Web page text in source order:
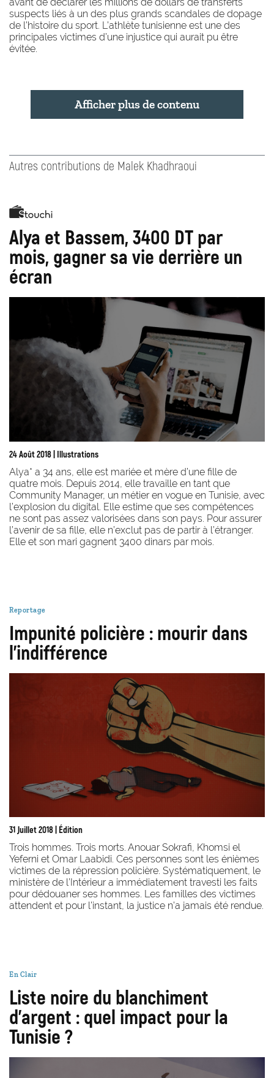
suspects liés à un des plus grands scandales de dopage
de l’histoire du sport. L’athlète tunisienne est une des
principales victimes d’une injustice qui aurait pu être
évitée.
Afficher plus de contenu
Autres contributions de Malek Khadhraoui
Alya et Bassem, 3400 DT par
mois, gagner sa vie derrière un
écran
24 Août 2018| Illustrations
Alya* a 34 ans, elle est mariée et mère d’une fille de
quatre mois. Depuis 2014, elle travaille en tant que
Community Manager, un métier en vogue en Tunisie, avec
l’explosion du digital. Elle estime que ses compétences
ne sont pas assez valorisées dans son pays. Pour assurer
l’avenir de sa fille, elle n’exclut pas de partir à l’étranger.
Elle et son mari gagnent 3400 dinars par mois.
Reportage
Impunité policière : mourir dans
l’indifférence
31 Juillet 2018 | Édition
Trois hommes. Trois morts. Anouar Sokrafi, Khomsi el
Yeferni et Omar Laabidi. Ces personnes sont les énièmes
victimes de la répression policière. Systématiquement, le
ministère de l’Intérieur a immédiatement travesti les faits
pour dédouaner ses hommes. Les familles des victimes
attendent et pour l’instant, la justice n’a jamais été rendue.
En Clair
Liste noire du blanchiment
d'argent : quel impact pour la
Tunisie ?